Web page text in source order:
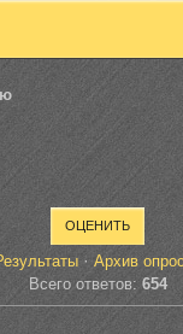
· Архив
Всего ответов: 654